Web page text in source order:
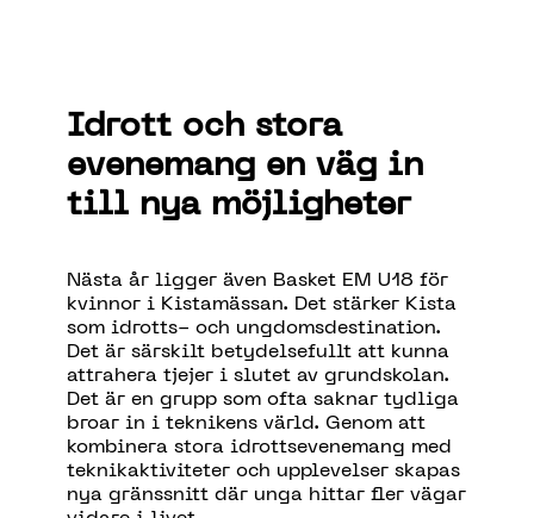
Idrott och stora
evenemang en väg in
till nya möjligheter
Nästa år ligger även Basket EM U18 för
kvinnor i Kistamässan. Det stärker Kista
som idrotts- och ungdomsdestination.
Det är särskilt betydelsefullt att kunna
attrahera tjejer i slutet av grundskolan.
Det är en grupp som ofta saknar tydliga
broar in i teknikens värld. Genom att
kombinera stora idrottsevenemang med
teknikaktiviteter och upplevelser skapas
nya gränssnitt där unga hittar fler vägar